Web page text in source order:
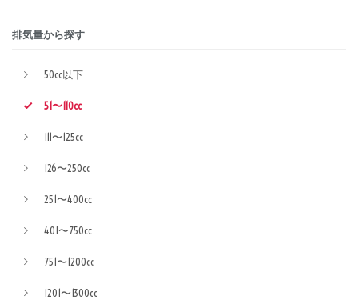
排気量から探す
50cc以下
51〜110cc
111〜125cc
126〜250cc
251〜400cc
401〜750cc
751〜1200cc
1201〜1300cc